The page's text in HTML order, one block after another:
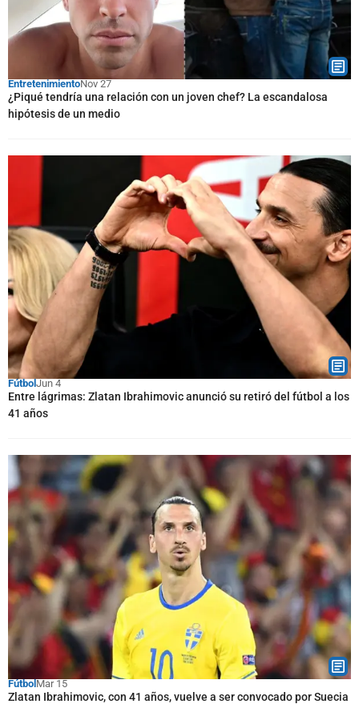
EntretenimientoNov 27
¿Piqué tendría una relación con un joven chef? La escandalosa
hipótesis de un medio
Fútbol Jun 4
Entre lágrimas: Zlatan Ibrahimovic anunció su retiró del fútbol a los
41 años
FútbolMar 15
Zlatan Ibrahimovic, con 41 años, vuelve a ser convocado por Suecia